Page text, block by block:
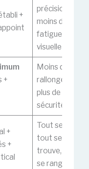
+
précision,
moins de
fatigue
visuelle
+
Moins de
rallonges,
plus de
sécurité
+
+
Tout se voit,
tout se
trouve, tout
se range